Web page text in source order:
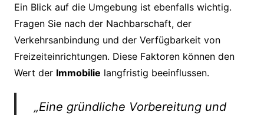
Ein Blick auf die Umgebung ist ebenfalls wichtig.
Fragen Sie nach der Nachbarschaft, der
Verkehrsanbindung und der Verfügbarkeit von
Freizeiteinrichtungen. Diese Faktoren können den
Wert der Immobilie langfristig beeinflussen.
„Eine gründliche Vorbereitung und